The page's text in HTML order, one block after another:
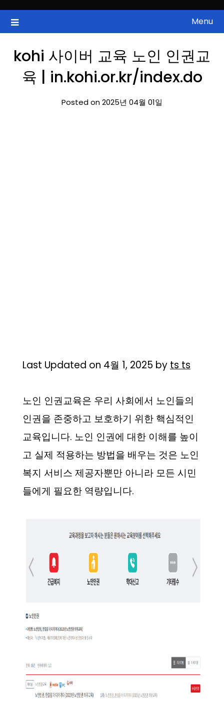
content
ZAN 주식정보
국내증시, 해외증시, 급등주, 낙폭과대, 골든크로스, 상한가, 하한가 등
의 주식 정보.
Menu
kohi 사이버 교육 노인 인권교
육 | in.kohi.or.kr/index.do
Posted on 2025년 04월 01일
Last Updated on 4월 1, 2025 by ts ts
노인 인권교육은 우리 사회에서 노인들의
인권을 존중하고 보호하기 위한 핵심적인
교육입니다. 노인 인권에 대한 이해를 높이
고 실제 적용하는 방법을 배우는 것은 노인
복지 서비스 제공자뿐만 아니라 모든 시민
들에게 필요한 역량입니다.